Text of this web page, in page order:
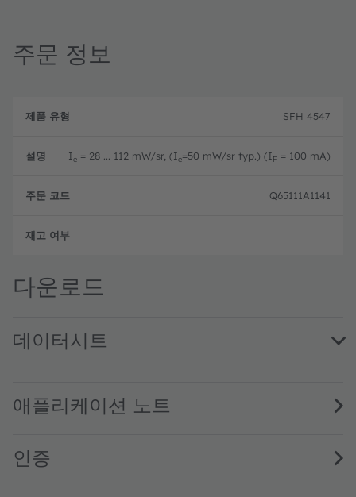
주문 정보
품
설
SFH 4547
Ie = 28 ... 112 mW/sr, (Ie=50 mW/sr typ.) (IF = 100 mA)
Q65111A1141
다운로드
데이터시트
애플리케이션 노트
인증